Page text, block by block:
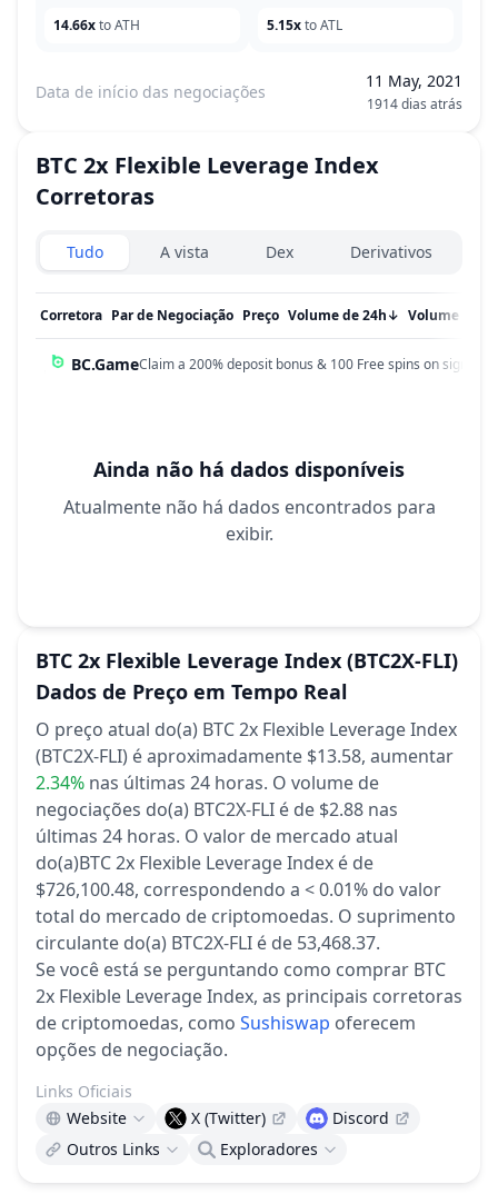
14.66xto ATH 5.15xto ATL
Data de início das negociações
11 May, 2021
1914 dias atrás
BTC 2x Flexible Leverage Index
Corretoras
Exchanges type
Tudo A vista Dex Derivativos
Corretora Par de Negociação Preço ↓
Volume de 24h Volume em %
BC.GameClaim a 200% deposit bonus & 100 Free spins on sign up!
Ainda não há dados disponíveis
Atualmente não há dados encontrados para
exibir.
BTC 2x Flexible Leverage Index (BTC2X-FLI)
Dados de Preço em Tempo Real
O preço atual do(a) BTC 2x Flexible Leverage Index
(BTC2X-FLI) é aproximadamente $13.58, aumentar
2.34% nas últimas 24 horas. O volume de
negociações do(a) BTC2X-FLI é de $2.88 nas
últimas 24 horas. O valor de mercado atual
do(a)BTC 2x Flexible Leverage Index é de
$726,100.48, correspondendo a < 0.01% do valor
total do mercado de criptomoedas. O suprimento
circulante do(a) BTC2X-FLI é de 53,468.37.
Se você está se perguntando como comprar BTC
2x Flexible Leverage Index, as principais corretoras
de criptomoedas, como Sushiswap oferecem
opções de negociação.
Links Oficiais
Website
X (Twitter)
Discord
Outros Links
Exploradores